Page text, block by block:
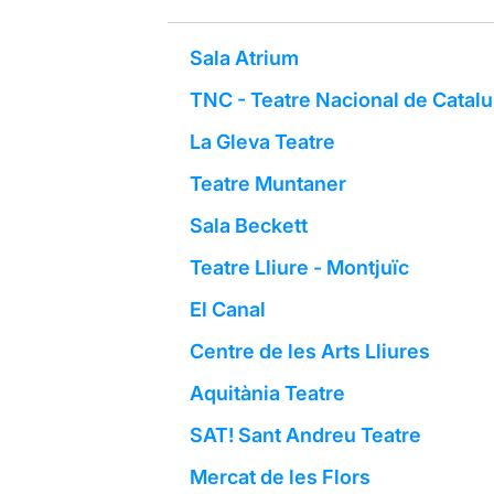
Sala Atrium
TNC - Teatre Nacional de
La Gleva Teatre
Teatre Muntaner
Sala Beckett
Teatre Lliure - Montjuïc
El Canal
Centre de les Arts Lliures
Aquitània Teatre
SAT! Sant Andreu Teatre
Mercat de les Flors